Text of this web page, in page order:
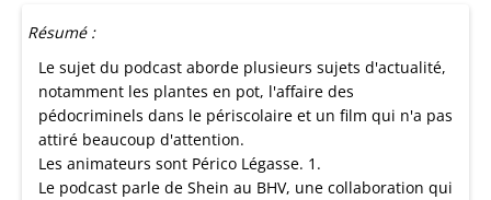
Résumé :
Le sujet du podcast aborde plusieurs sujets d'actualité,
notamment les plantes en pot, l'affaire des
pédocriminels dans le périscolaire et un film qui n'a pas
attiré beaucoup d'attention.
Les animateurs sont Périco Légasse. 1.
Le podcast parle de Shein au BHV, une collaboration qui